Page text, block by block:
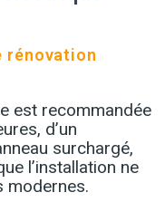
rénovation
est recommandée
d’un
surchargé,
l’installation ne
modernes.